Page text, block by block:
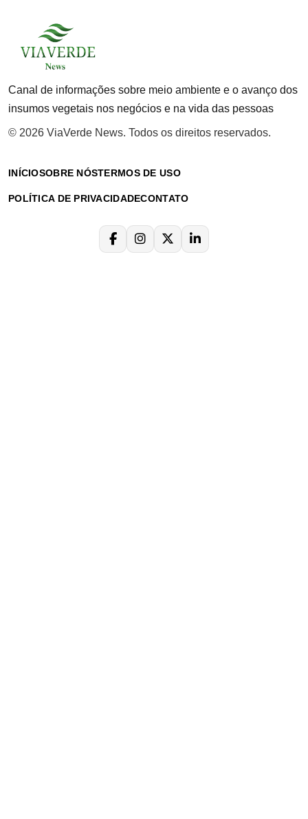
Canal de informações sobre meio ambiente e o avanço dos
insumos vegetais nos negócios e na vida das pessoas
© 2026 ViaVerde News. Todos os direitos reservados.
INÍCIOSOBRE NÓSTERMOS DE USO
POLÍTICA DE PRIVACIDADECONTATO